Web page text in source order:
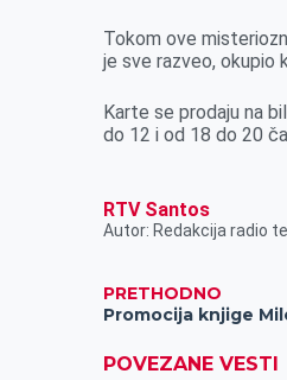
Tokom ove
je sve razveo, okupio
Karte se prodaju na
do 12 i od 18 do 20
RTV Santos
Autor: Redakcija radio
PRETHODNO
POVEZANE VESTI